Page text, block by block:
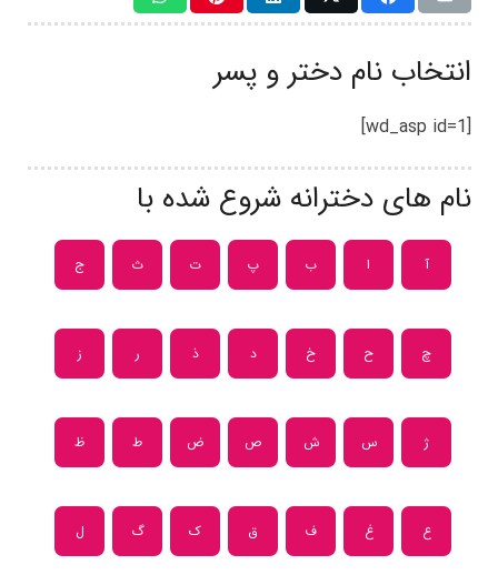
انتخاب نام دختر و پسر
[wd_asp id=1]
نام های دخترانه شروع شده با
آ ا ب پ ت ث ج
چ ح خ د ذ ر ز
ژ س ش ص ض ط ظ
ع غ ف ق ک گ ل